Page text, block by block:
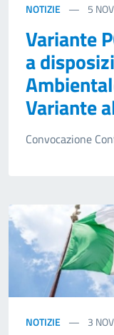
NOTIZIE 5
Variante
a
Variante
Convocazione
NOTIZIE 3